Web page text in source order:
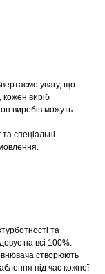
увагу, що
кожен виріб
виробів можуть
спеціальні
та
на всі 100%:
створюють
під час кожної